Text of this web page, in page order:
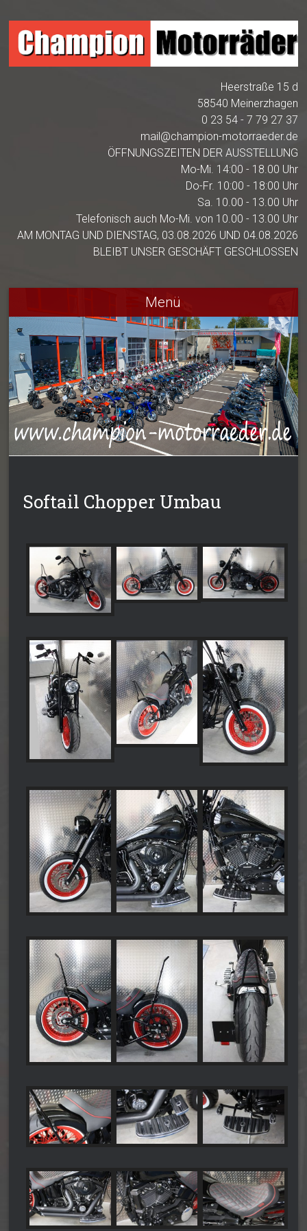
Heerstraße 15 d
58540 Meinerzhagen
0 23 54 - 7 79 27 37
mail@champion-motorraeder.de
ÖFFNUNGSZEITEN DER AUSSTELLUNG
Mo-Mi. 14:00 - 18.00 Uhr
Do-Fr. 10:00 - 18:00 Uhr
Sa. 10.00 - 13.00 Uhr
Telefonisch auch Mo-Mi. von 10.00 - 13.00 Uhr
AM MONTAG UND DIENSTAG, 03.08.2026 UND 04.08.2026
BLEIBT UNSER GESCHÄFT GESCHLOSSEN
Menü
Softail Chopper Umbau